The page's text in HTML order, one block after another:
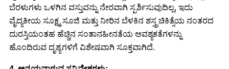
ಬೆರಳುಗಳು ಒಳಗಿನ ವಸ್ತುವನ್ನು ನೇರವಾಗಿ ಸ್ಪರ್ಶಿಸುವುದಿಲ್ಲ, ಇದು
ವೈದ್ಯಕೀಯ ಸೂಕ್ಷ್ಮ ಸೂಜಿ ಮತ್ತು ನೀರಿನ ಬೆಳಕಿನ ಶಸ್ತ್ರಚಿಕಿತ್ಸೆಯ ನಂತರದ
ದುರಸ್ತಿಯಂತಹ ಹೆಚ್ಚಿನ ಸಂತಾನಹೀನತೆಯ ಅವಶ್ಯಕತೆಗಳನ್ನು
ಹೊಂದಿರುವ ದೃಶ್ಯಗಳಿಗೆ ವಿಶೇಷವಾಗಿ ಸೂಕ್ತವಾಗಿದೆ.